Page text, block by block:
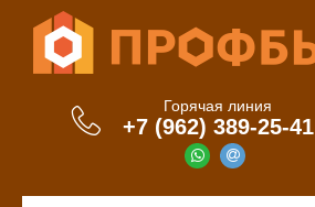
Горячая линия
+7 (962) 389-25-41